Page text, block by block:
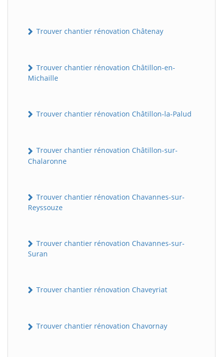
Trouver chantier rénovation Châtenay
Trouver chantier rénovation Châtillon-en-
Michaille
Trouver chantier rénovation Châtillon-la-Palud
Trouver chantier rénovation Châtillon-sur-
Chalaronne
Trouver chantier rénovation Chavannes-sur-
Reyssouze
Trouver chantier rénovation Chavannes-sur-
Suran
Trouver chantier rénovation Chaveyriat
Trouver chantier rénovation Chavornay